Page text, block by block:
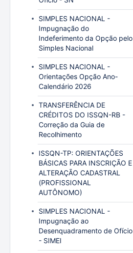
SIMPLES NACIONAL -
Impugnação do
Indeferimento da Opção pelo
Simples Nacional
SIMPLES NACIONAL -
Orientações Opção Ano-
Calendário 2026
TRANSFERÊNCIA DE
CRÉDITOS DO ISSQN-RB -
Correção da Guia de
Recolhimento
ISSQN-TP: ORIENTAÇÕES
BÁSICAS PARA INSCRIÇÃO E
ALTERAÇÃO CADASTRAL
(PROFISSIONAL
AUTÔNOMO)
SIMPLES NACIONAL -
Impugnação ao
Desenquadramento de Ofício
- SIMEI